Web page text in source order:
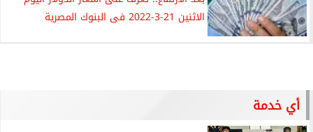
الاثنين 21-3-2022 فى البنوك المصرية
أي خدمة